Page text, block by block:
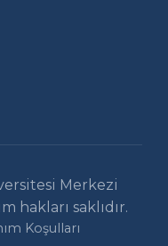
Merkezi
hakları saklıdır.
Koşulları